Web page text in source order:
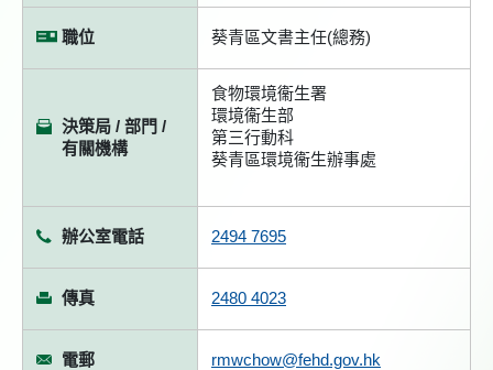
職位 葵青區文書主任(總務)
決策局 / 部門 /
有關機構
食物環境衞生署
環境衞生部
第三行動科
葵青區環境衞生辦事處
辦公室電話 2494 7695
傳真 2480 4023
電郵 rmwchow@fehd.gov.hk